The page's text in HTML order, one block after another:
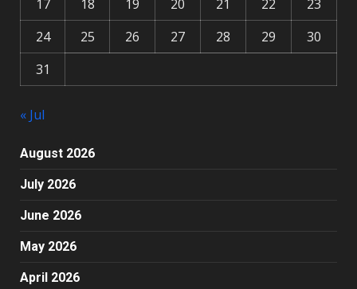
17
18 19 20 21 22
23
24
25 26 27 28 29
30
31
« Jul
August 2026
July 2026
June 2026
May 2026
April 2026